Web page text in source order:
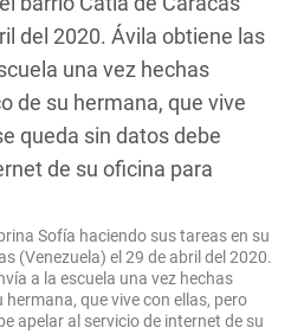
Sofía haciendo sus tareas en su
(Venezuela) el 29 de abril del 2020.
a la escuela una vez hechas
que vive con ellas, pero
apelar al servicio de internet de su